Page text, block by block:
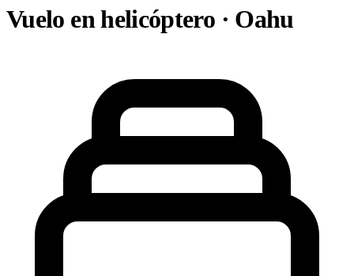
Vuelo en helicóptero · Oahu